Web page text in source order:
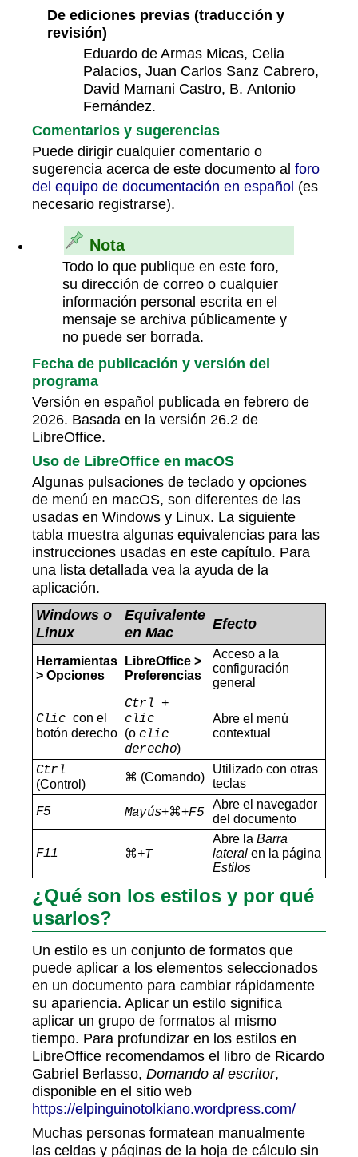
De ediciones previas (traducción y
revisión)
Eduardo de Armas Micas, Celia
Palacios, Juan Carlos Sanz Cabrero,
David Mamani Castro, B. Antonio
Fernández.
Comentarios y sugerencias
Puede dirigir cualquier comentario o
sugerencia acerca de este documento al foro
del equipo de documentación en español (es
necesario registrarse).
Nota
Todo lo que publique en este foro,
su dirección de correo o cualquier
información personal escrita en el
mensaje se archiva públicamente y
no puede ser borrada.
Fecha de publicación y versión del
programa
Versión en español publicada en febrero de
2026. Basada en la versión 26.2 de
LibreOffice.
Uso de LibreOffice en macOS
Algunas pulsaciones de teclado y opciones
de menú en macOS, son diferentes de las
usadas en Windows y Linux. La siguiente
tabla muestra algunas equivalencias para las
instrucciones usadas en este capítulo. Para
una lista detallada vea la ayuda de la
aplicación.
Windows o
Linux
Equivalente
en Mac
Efecto
Herramientas
> Opciones
LibreOffice >
Preferencias
Acceso a la
configuración
general
Cliccon el
botón derecho
Ctrl +
clic
(o clic
derecho)
Abre el menú
contextual
Ctrl
(Control)
⌘ (Comando)
Utilizado con otras
teclas
F5 Mayús+⌘+F5
Abre el navegador
del documento
F11 ⌘+T
Abre la Barra
lateralen la página
Estilos
¿Qué son los estilos y por qué
usarlos?
Un estilo es un conjunto de formatos que
puede aplicar a los elementos seleccionados
en un documento para cambiar rápidamente
su apariencia. Aplicar un estilo significa
aplicar un grupo de formatos al mismo
tiempo. Para profundizar en los estilos en
LibreOffice recomendamos el libro de Ricardo
Gabriel Berlasso, Domando al escritor,
disponible en el sitio web
https://elpinguinotolkiano.wordpress.com/
Muchas personas formatean manualmente
las celdas y páginas de la hoja de cálculo sin